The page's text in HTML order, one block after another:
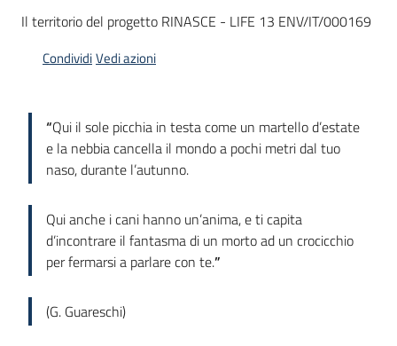
Il territorio del progetto RINASCE - LIFE 13 ENV/IT/000169
CondividiVedi azioni
“Qui il sole picchia in testa come un martello d’estate
e la nebbia cancella il mondo a pochi metri dal tuo
naso, durante l’autunno.
Qui anche i cani hanno un’anima, e ti capita
d’incontrare il fantasma di un morto ad un crocicchio
per fermarsi a parlare con te.”
(G. Guareschi)